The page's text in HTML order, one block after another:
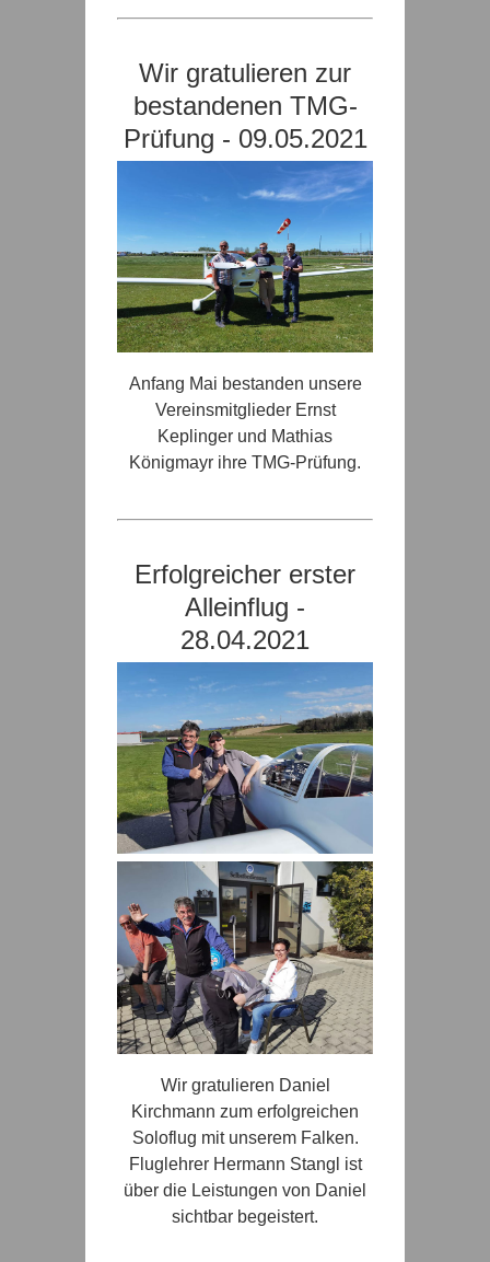
Wir gratulieren zur
bestandenen TMG-
Prüfung - 09.05.2021
Anfang Mai bestanden unsere
Vereinsmitglieder Ernst
Keplinger und Mathias
Königmayr ihre TMG-Prüfung.
Erfolgreicher erster
Alleinflug -
28.04.2021
Wir gratulieren Daniel
Kirchmann zum erfolgreichen
Soloflug mit unserem Falken.
Fluglehrer Hermann Stangl ist
über die Leistungen von Daniel
sichtbar begeistert.